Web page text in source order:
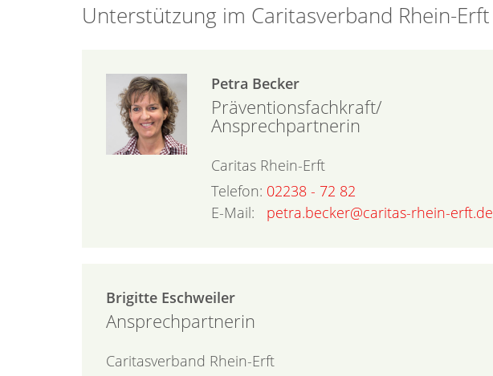
Unterstützung im Caritasverband Rhein-Erft
Petra Becker
Präventionsfachkraft/
Ansprechpartnerin
Caritas Rhein-Erft
Telefon: 02238 - 72 82
E-Mail:
petra.becker@caritas-rhein-erft.de
Brigitte Eschweiler
Ansprechpartnerin
Caritasverband Rhein-Erft